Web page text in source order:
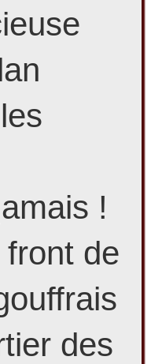
!
de
des